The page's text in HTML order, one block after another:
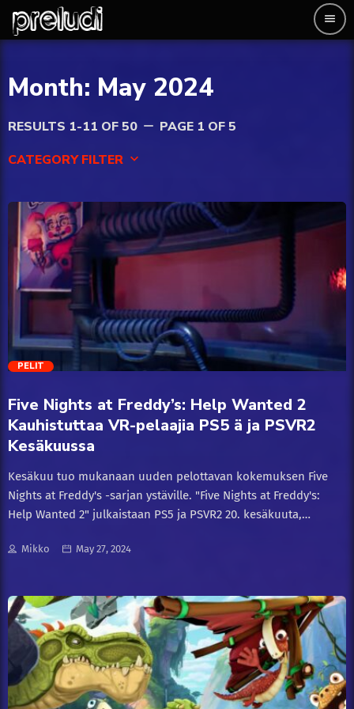
menu
Month: May 2024
RESULTS 1-11 OF 50 remove PAGE 1 OF 5
CATEGORY FILTER keyboard_arrow_down
Entertainment
Esport
Innovaatiot
Kirja
Parenting
Pelit
Teknik
Teknologiat
trending_flat
PELIT
Five Nights at Freddy’s: Help Wanted 2
Kauhistuttaa VR-pelaajia PS5 ä ja PSVR2
Kesäkuussa
Kesäkuu tuo mukanaan uuden pelottavan kokemuksen Five
Nights at Freddy's -sarjan ystäville. "Five Nights at Freddy's:
Help Wanted 2" julkaistaan PS5 ja PSVR2 20. kesäkuuta,
pelisarjan kammottavaan maailmaan virtuaalitodellisuuden
vaikuttavamman grafiikan ja äänimaailman.
Virtuaalitodellisuus vie pelon uudelle tasolle, luoden
immersiivisen kokemuksen, joka pitää pelaajat jatkuvasti
varpaillaan. Fanien Odotukset
https://www.youtube.com/watch?
v=KzwUubGTCWU&pp=ygUnRml2ZSBOaWdodHMgYXQgRnJlZGR5
Mikko May 27, 2024